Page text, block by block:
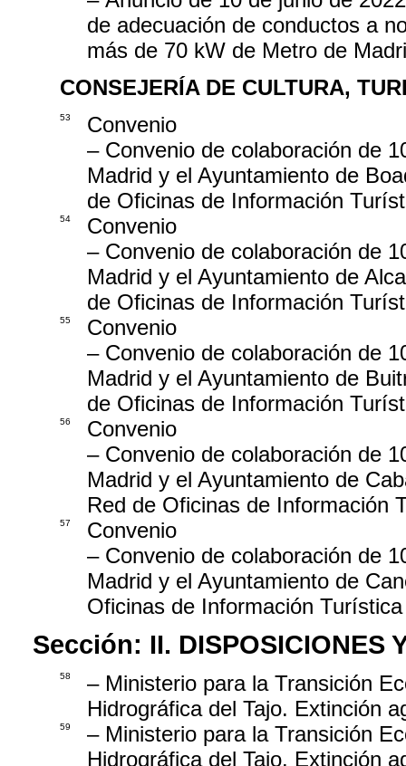
de adecuación de conductos a
más de 70 kW de Metro de
CONSEJERÍA DE CULTURA,
53
Convenio
– Convenio de colaboración de
Madrid y el Ayuntamiento de
de Oficinas de Información
54
Convenio
– Convenio de colaboración de
Madrid y el Ayuntamiento de
de Oficinas de Información
55
Convenio
– Convenio de colaboración de
Madrid y el Ayuntamiento de
de Oficinas de Información
56
Convenio
– Convenio de colaboración de
Madrid y el Ayuntamiento de
Red de Oficinas de Información
57
Convenio
– Convenio de colaboración de
Madrid y el Ayuntamiento de
Oficinas de Información
Sección: II. DISPOSICIONES
58
– Ministerio para la Transición
Hidrográfica del Tajo. Extinción
59
– Ministerio para la Transición
Hidrográfica del Tajo. Extinción